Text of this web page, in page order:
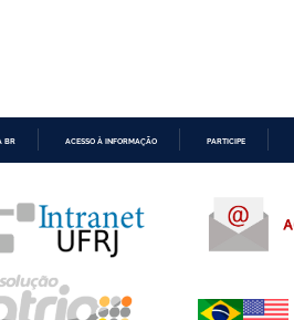
BR ACESSO À INFORMAÇÃO PARTICIPE